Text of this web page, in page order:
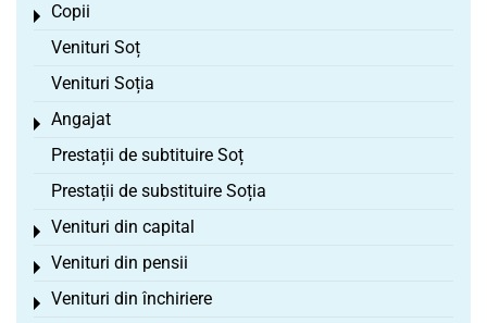
Copii
Toggle menu
Venituri Soț
Venituri Soția
Angajat
Toggle menu
Prestații de subtituire Soț
Prestații de substituire Soția
Venituri din capital
Toggle menu
Venituri din pensii
Toggle menu
Venituri din închiriere
Toggle menu